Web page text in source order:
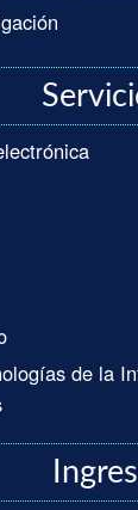
de la